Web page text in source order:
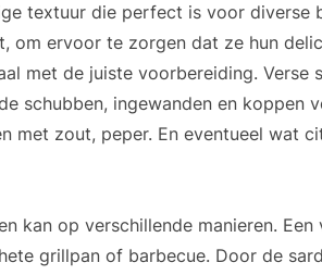
textuur die perfect is voor diverse
om ervoor te zorgen dat ze hun
met de juiste voorbereiding. Verse
schubben, ingewanden en koppen
met zout, peper. En eventueel wat
kan op verschillende manieren.
grillpan of barbecue. Door de